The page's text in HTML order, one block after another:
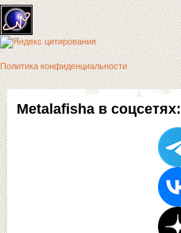
Metalafisha в соцсетях:
Политика конфиденциальности